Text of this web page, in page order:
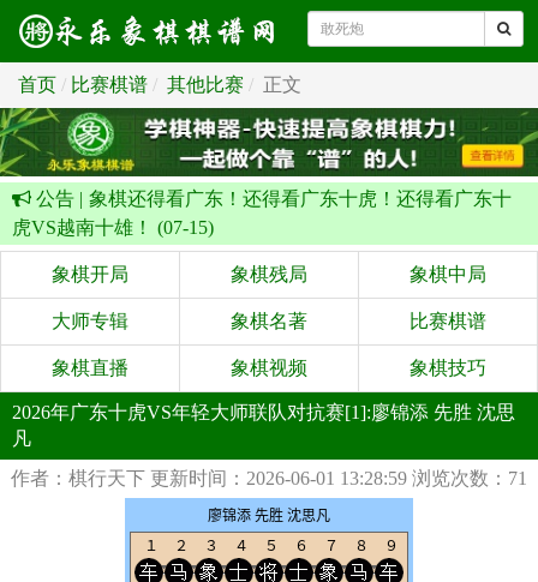
首页 比赛棋谱 其他比赛 正文
公告 | 象棋还得看广东！还得看广东十虎！还得看广东十
虎VS越南十雄！ (07-15)
象棋开局 象棋残局 象棋中局
大师专辑 象棋名著 比赛棋谱
象棋直播 象棋视频 象棋技巧
2026年广东十虎VS年轻大师联队对抗赛[1]:廖锦添 先胜 沈思
凡
作者：棋行天下 更新时间：2026-06-01 13:28:59 浏览次数：71